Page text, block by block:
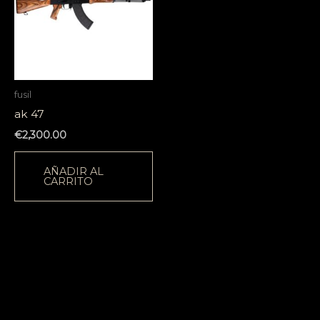
fusil
ak 47
€2,300.00
AÑADIR AL
CARRITO